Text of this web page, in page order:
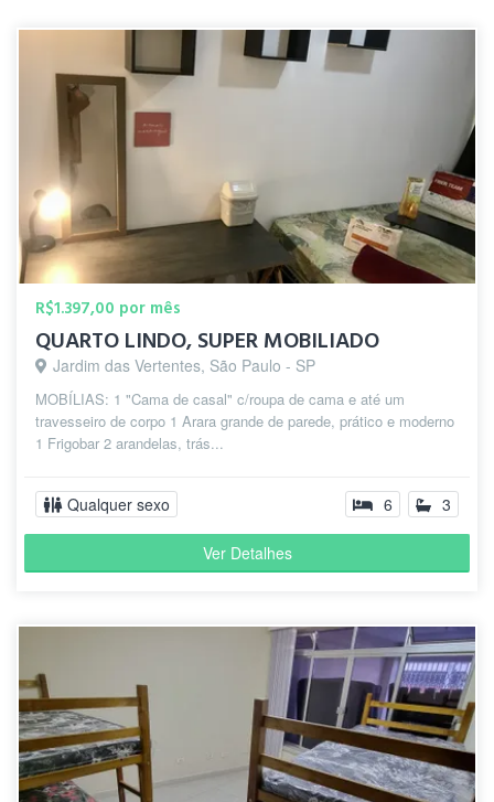
R$1.397,00 por mês
QUARTO LINDO, SUPER MOBILIADO
Jardim das Vertentes, São Paulo - SP
MOBÍLIAS: 1 "Cama de casal" c/roupa de cama e até um
travesseiro de corpo 1 Arara grande de parede, prático e moderno
1 Frigobar 2 arandelas, trás...
Qualquer sexo 6 3
Ver Detalhes